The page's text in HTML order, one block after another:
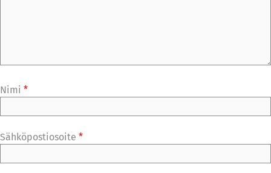
Nimi *
Sähköpostiosoite *